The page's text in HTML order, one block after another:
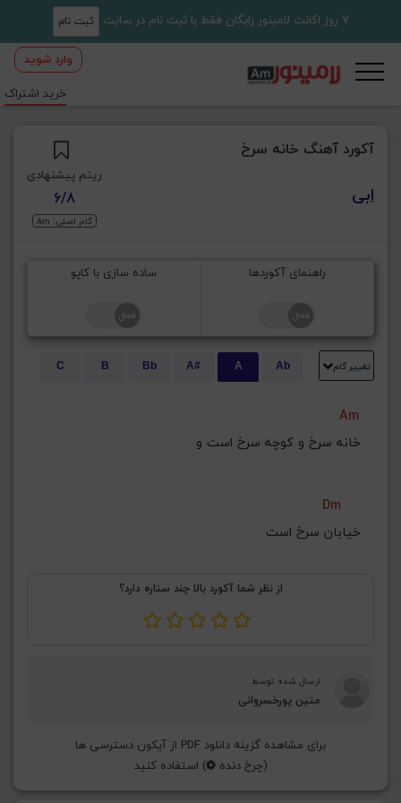
7 روز اکانت لامینور رایگان فقط با ثبت نام در سایت ثبت نام
وارد شوید
خرید اشتراک
آکورد آهنگ خانه سرخ
ابی
ریتم پیشنهادی
6/8
گام اصلی: Am
راهنمای آکوردها ساده سازی با کاپو
تغییر گام Ab
A
A#
Bb
B
C
Am
Dm
خیابان سرخ است
از نظر شما آکورد بالا چند ستاره دارد؟
ارسال شده توسط
متین پورخسروانی
برای مشاهده گزینه دانلود PDF از آیکون دسترسی ها
(چرخ دنده ) استفاده کنید